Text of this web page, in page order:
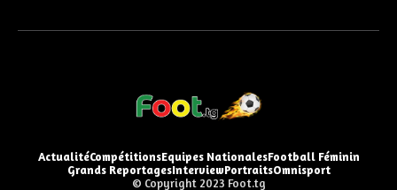
ActualitéCompétitionsEquipes NationalesFootball Féminin
Grands ReportagesInterviewPortraitsOmnisport
© Copyright 2023 Foot.tg